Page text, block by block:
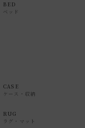
BED
ベッド
CASE
ケース・収納
RUG
ラグ・マット